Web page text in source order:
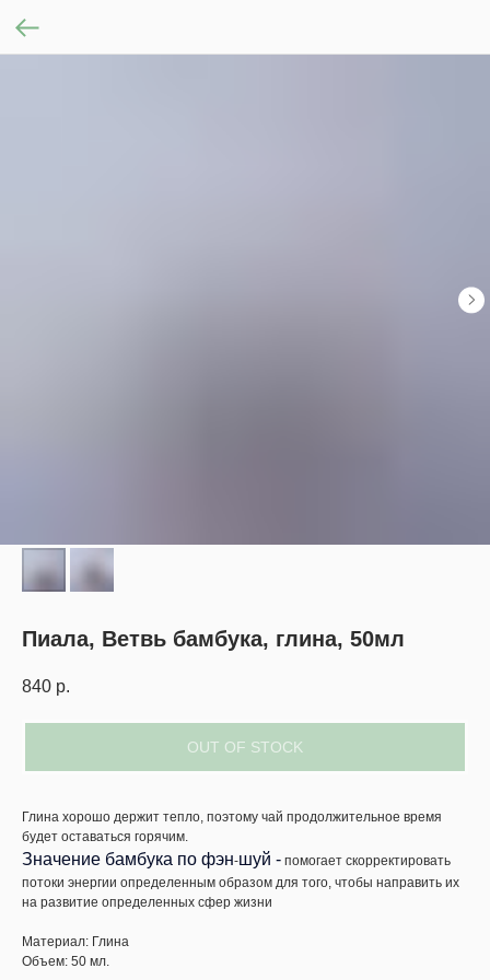
Пиала, Ветвь бамбука, глина, 50мл
840 р.
OUT OF STOCK
Глина хорошо держит тепло, поэтому чай продолжительное время
будет оставаться горячим.
Значение бамбука по фэн-шуй - помогает скорректировать
потоки энергии определенным образом для того, чтобы направить их
на развитие определенных сфер жизни
Материал: Глина
Объем: 50 мл.